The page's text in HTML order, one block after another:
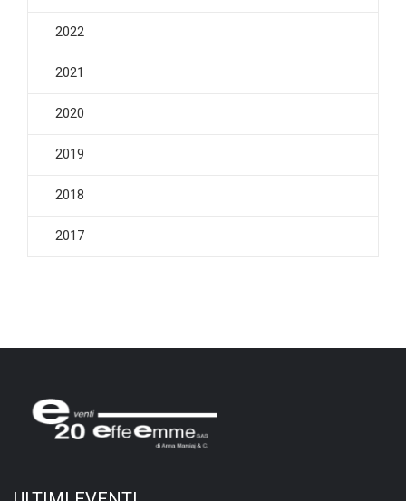
2022
2021
2020
2019
2018
2017